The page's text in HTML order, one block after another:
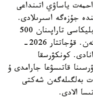
ياساۋي اتىنداعى
جۇزەگە اسىرىلادى.
2026-2027 وقۋ جىلىنا تۇركيا رەسپۋبليكاسى تاراپىنان 500
ءداستۇرلى ءبىلىم بەرۋ كۆوتاسى بولىنگەن. قۇجاتتار 2026-
كونكۋرسقا
قاتىسۋعا جارامدى ۇ
بەلگىلەگەن شەكتى
الادى.